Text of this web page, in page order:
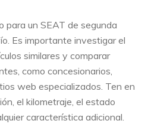
para un SEAT de segunda
Es importante investigar el
similares y comparar
como concesionarios,
web especializados. Ten en
el kilometraje, el estado
característica adicional.